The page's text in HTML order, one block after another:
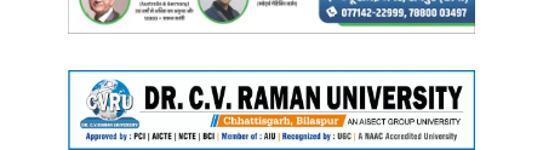
हैं, जिन्हें डार्कहुआंग कहा जाता है।संगीत को बेहतर बनाने के लिए कई जोड़ी झांझ
जोथमजामा ने इस नृत्य को करने वाली मारा जनजाति के बारे में बताया कि यह एक
कुकी जनजाति है जो मिजोरम की लुशाई पहाड़ियों और म्यांमार की चिन पहाड़ियों में